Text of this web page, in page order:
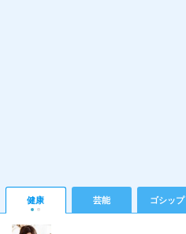
健康 芸能 ゴシップ